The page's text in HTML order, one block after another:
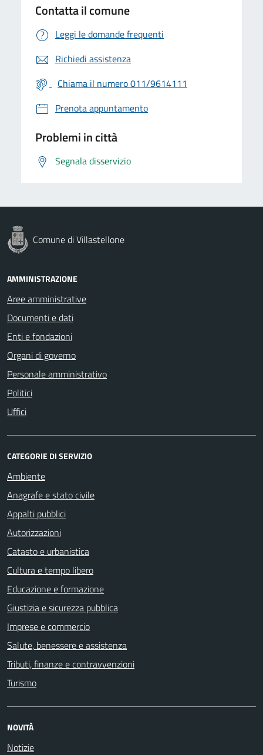
Contatta il comune
Leggi le domande frequenti
Richiedi assistenza
Chiama il numero 011/9614111
Prenota appuntamento
Problemi in città
Segnala disservizio
Comune di Villastellone
AMMINISTRAZIONE
Aree amministrative
Documenti e dati
Enti e fondazioni
Organi di governo
Personale amministrativo
Politici
Uffici
CATEGORIE DI SERVIZIO
Ambiente
Anagrafe e stato civile
Appalti pubblici
Autorizzazioni
Catasto e urbanistica
Cultura e tempo libero
Educazione e formazione
Giustizia e sicurezza pubblica
Imprese e commercio
Salute, benessere e assistenza
Tributi, finanze e contravvenzioni
Turismo
NOVITÀ
Notizie